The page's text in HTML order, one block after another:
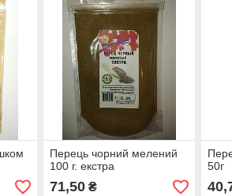
Перець чорний мелений
100 г. екстра
71,50₴
50г